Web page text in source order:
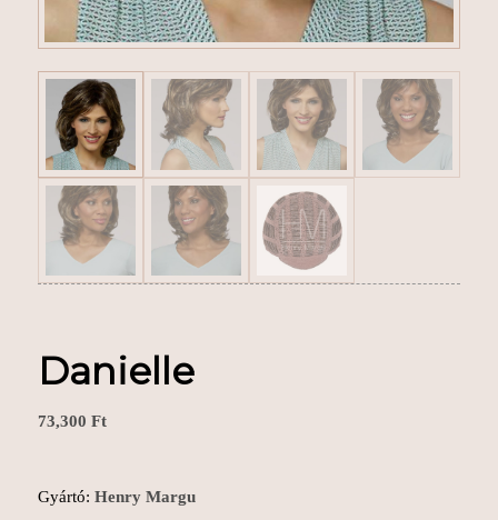
Danielle
73,300 Ft
Gyártó: Henry Margu